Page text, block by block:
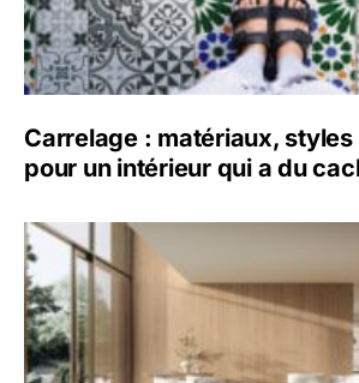
Carrelage : matériaux,
pour un intérieur qui a du